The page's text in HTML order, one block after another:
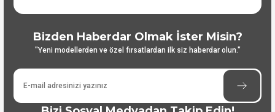
Bizden Haberdar Olmak İster Misin?
"Yeni modellerden ve özel fırsatlardan ilk siz haberdar olun."